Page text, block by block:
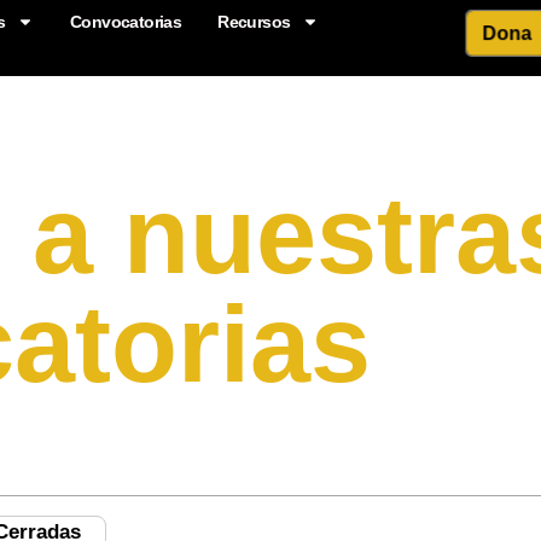
Convocatorias Recursos
Dona
a